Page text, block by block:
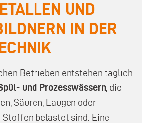
UND
IN DER
Betrieben entstehen täglich
und Prozesswässern, die
Säuren, Laugen oder
belastet sind. Eine